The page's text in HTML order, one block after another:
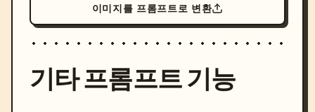
이미지를 프롬프트로 변환
기타 프롬프트 기능